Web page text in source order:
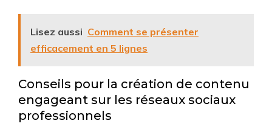
Lisez aussi Comment se présenter
efficacement en 5 lignes
Conseils pour la création de contenu
engageant sur les réseaux sociaux
professionnels